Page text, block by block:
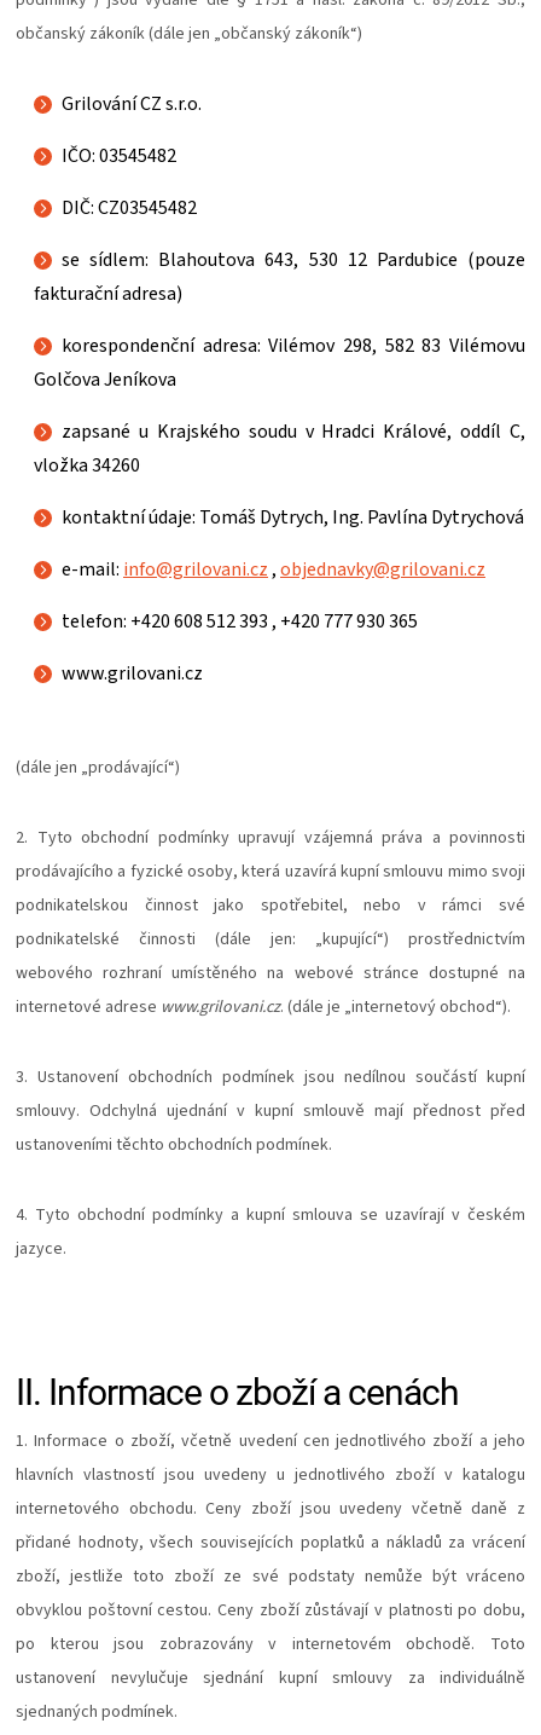
PALIVO
OMÁČKY
NÁDOBÍ
VAKUOVAČKY
LEDNICE
NA
ZRÁNÍ
KUCHYNĚ
KNIHY
O
GRILOVÁNÍ
VÍNO
DÁRKOVÉ
(CZK)
PŘIHLÁŠENÍ
občanský zákoník (dále jen „občanský zákoník“)
Grilování CZ s.r.o.
IČO: 03545482
DIČ: CZ03545482
se sídlem: Blahoutova 643, 530 12 Pardubice (pouze
fakturační adresa)
korespondenční adresa: Vilémov 298, 582 83 Vilémovu
Golčova Jeníkova
zapsané u Krajského soudu v Hradci Králové, oddíl C,
vložka 34260
kontaktní údaje: Tomáš Dytrych, Ing. Pavlína Dytrychová
e-mail: info@grilovani.cz ,objednavky@grilovani.cz
telefon: +420 608 512 393 , +420 777 930 365
www.grilovani.cz
(dále jen „prodávající“)
2. Tyto obchodní podmínky upravují vzájemná práva a povinnosti
prodávajícího a fyzické osoby, která uzavírá kupní smlouvu mimo svoji
podnikatelskou činnost jako spotřebitel, nebo v rámci své
podnikatelské činnosti (dále jen: „kupující“) prostřednictvím
webového rozhraní umístěného na webové stránce dostupné na
internetové adrese www.grilovani.cz. (dále je „internetový obchod“).
3. Ustanovení obchodních podmínek jsou nedílnou součástí kupní
smlouvy. Odchylná ujednání v kupní smlouvě mají přednost před
ustanoveními těchto obchodních podmínek.
4. Tyto obchodní podmínky a kupní smlouva se uzavírají v českém
jazyce.
II. Informace o zboží a cenách
1. Informace o zboží, včetně uvedení cen jednotlivého zboží a jeho
hlavních vlastností jsou uvedeny u jednotlivého zboží v katalogu
internetového obchodu. Ceny zboží jsou uvedeny včetně daně z
přidané hodnoty, všech souvisejících poplatků a nákladů za vrácení
zboží, jestliže toto zboží ze své podstaty nemůže být vráceno
obvyklou poštovní cestou. Ceny zboží zůstávají v platnosti po dobu,
po kterou jsou zobrazovány v internetovém obchodě. Toto
ustanovení nevylučuje sjednání kupní smlouvy za individuálně
sjednaných podmínek.